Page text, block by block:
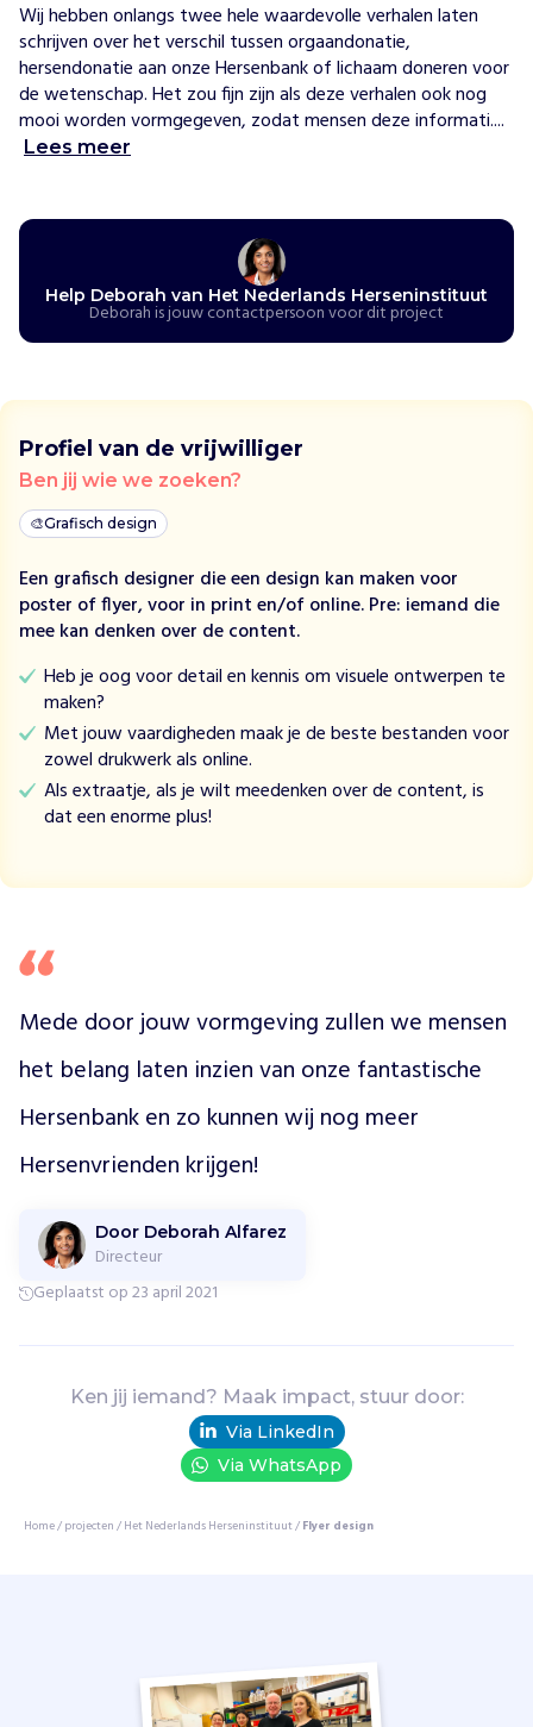
p
e
n
V
o
o
e
m
e
g
e
n
e
r
a
t
i
e
s
z
e
w
g
o
t
e
a
d
e
l
d
e
e
Wij hebben onlangs twee hele waardevolle verhalen laten
schrijven over het verschil tussen orgaandonatie,
hersendonatie aan onze Hersenbank of lichaam doneren voor
de wetenschap. Het zou fijn zijn als deze verhalen ook nog
mooi worden vormgegeven, zodat mensen deze informati....
Lees meer
Help Deborah van Het Nederlands Herseninstituut
Deborah is jouw contactpersoon voor dit project
Profiel van de vrijwilliger
Ben jij wie we zoeken?
🎨Grafisch design
Een grafisch designer die een design kan maken voor
poster of flyer, voor in print en/of online. Pre: iemand die
mee kan denken over de content.
Heb je oog voor detail en kennis om visuele ontwerpen te
maken?
Met jouw vaardigheden maak je de beste bestanden voor
zowel drukwerk als online.
Als extraatje, als je wilt meedenken over de content, is
dat een enorme plus!
Mede door jouw vormgeving zullen we mensen
het belang laten inzien van onze fantastische
Hersenbank en zo kunnen wij nog meer
Hersenvrienden krijgen!
Door Deborah Alfarez
Directeur
Geplaatst op 23 april 2021
Ken jij iemand? Maak impact, stuur door:
Via LinkedIn
Via WhatsApp
Home/projecten/Het Nederlands Herseninstituut/Flyer design